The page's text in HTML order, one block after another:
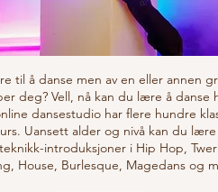
til å danse men av en eller annen
deg? Vell, nå kan du lære å danse
dansestudio har flere hundre
Uansett alder og nivå kan du
introduksjoner i Hip Hop,
House, Burlesque, Magedans og